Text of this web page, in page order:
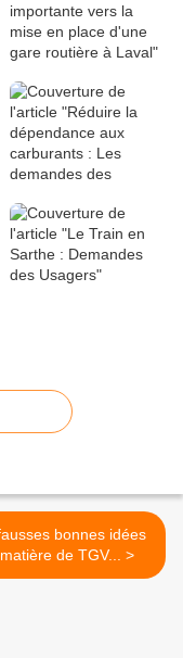
bonnes idées
en matière de TGV... >